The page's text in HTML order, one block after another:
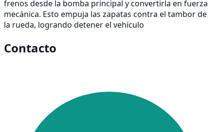
frenos desde la bomba principal y convertirla en fuerza
mecánica. Esto empuja las zapatas contra el tambor de
la rueda, logrando detener el vehículo
Contacto